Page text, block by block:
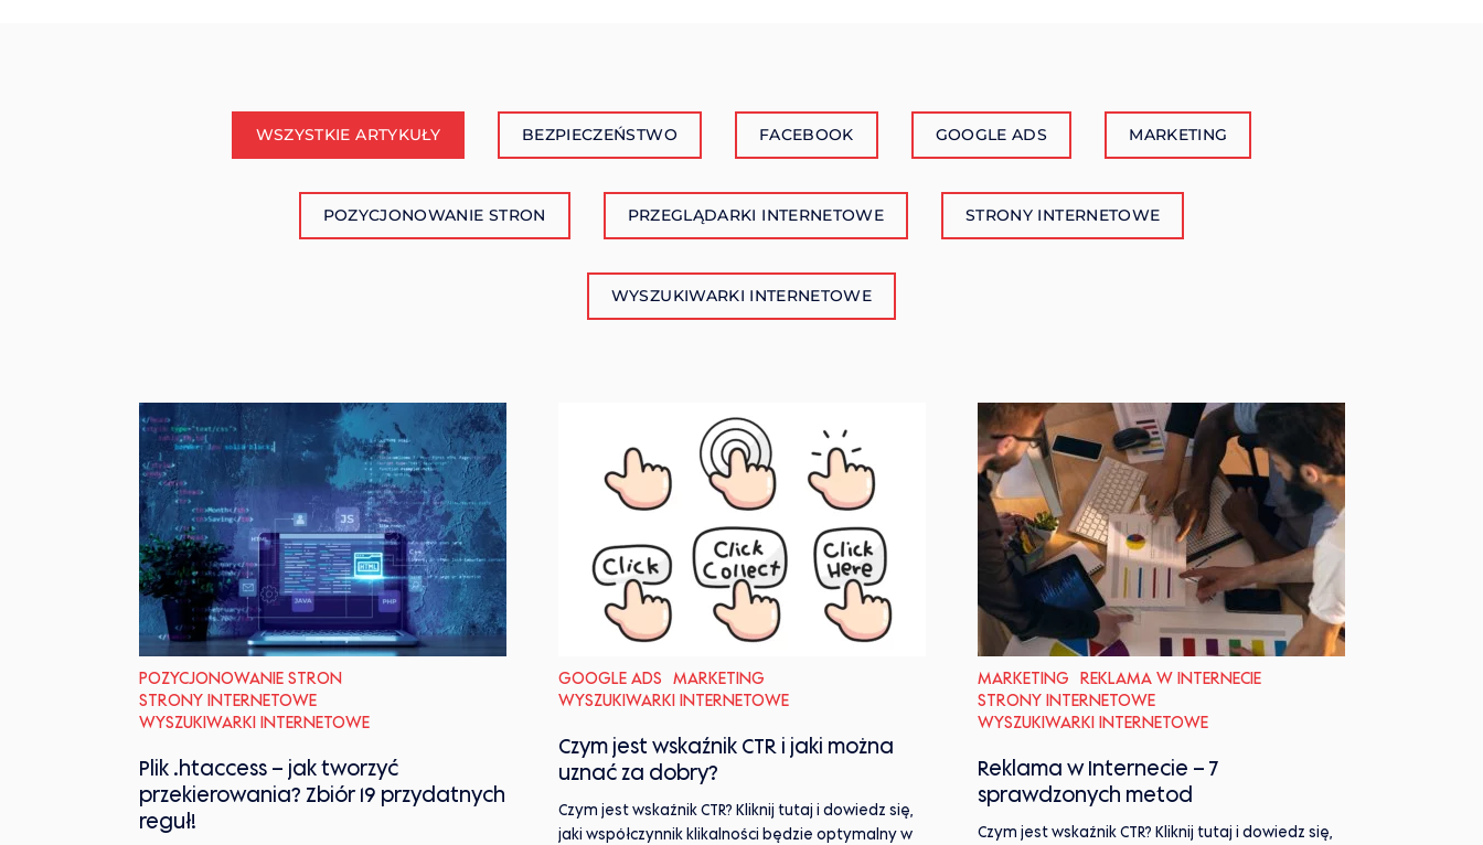
WSZYSTKIE ARTYKUŁY BEZPIECZEŃSTWO FACEBOOK GOOGLE ADS MARKETING
POZYCJONOWANIE STRON PRZEGLĄDARKI INTERNETOWE STRONY INTERNETOWE
WYSZUKIWARKI INTERNETOWE
POZYCJONOWANIE STRON
STRONY INTERNETOWE
WYSZUKIWARKI INTERNETOWE
Plik .htaccess – jak tworzyć
przekierowania? Zbiór 19 przydatnych
reguł!
GOOGLE ADS MARKETING
WYSZUKIWARKI INTERNETOWE
Czym jest wskaźnik CTR i jaki można
uznać za dobry?
Czym jest wskaźnik CTR? Kliknij tutaj i dowiedz się,
jaki współczynnik klikalności będzie optymalny w
MARKETING REKLAMA W INTERNECIE
STRONY INTERNETOWE
WYSZUKIWARKI INTERNETOWE
Reklama w Internecie – 7
sprawdzonych metod
Czym jest wskaźnik CTR? Kliknij tutaj i dowiedz się,